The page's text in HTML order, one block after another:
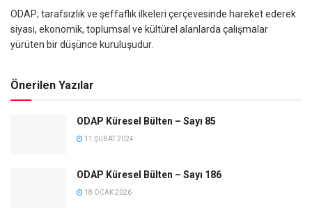
ODAP; tarafsızlık ve şeffaflık ilkeleri çerçevesinde hareket ederek
siyasi, ekonomik, toplumsal ve kültürel alanlarda çalışmalar
yürüten bir düşünce kuruluşudur.
Önerilen Yazılar
ODAP Küresel Bülten – Sayı 85
11 ŞUBAT 2024
ODAP Küresel Bülten – Sayı 186
18 OCAK 2026